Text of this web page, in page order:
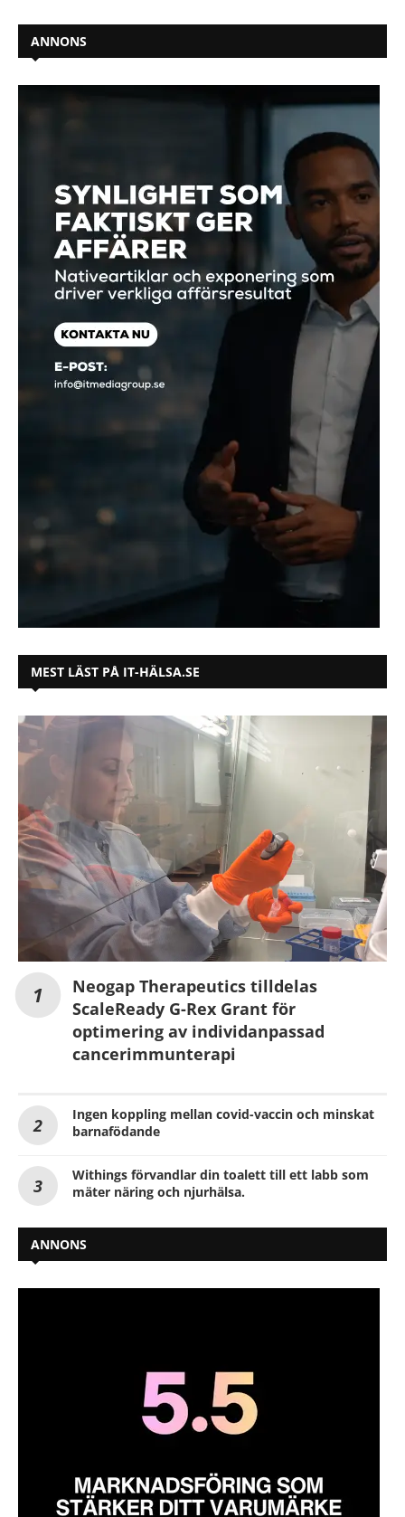
ANNONS
MEST LÄST PÅ IT-HÄLSA.SE
Neogap Therapeutics tilldelas
ScaleReady G-Rex Grant för
optimering av individanpassad
cancerimmunterapi
Ingen koppling mellan covid-vaccin och minskat
barnafödande
Withings förvandlar din toalett till ett labb som
mäter näring och njurhälsa.
ANNONS